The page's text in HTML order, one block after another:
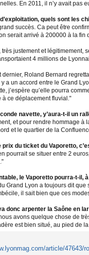
En 2011, il n’y avait pas
quels sont les
succès. Ca peut être
serait arrivé à 200000 à la fin
très justement et légitimement,
4 millions de
dernier, Roland Bernard
y a un accord entre le Grand
j’espère qu’elle pourra
à ce déplacement fluvial."
navette, y’aura-t-il un
et pour rendre hommage à
et le quartier de la
prix du ticket du Vaporetto,
pourrait se situer entre 2
le Vaporetto pourra-t-il,
Grand Lyon a toujours dit
il sait bien que ces
donc arpenter la Saône en
avons quelque chose de
est bien situé, au pied de
article/47643/